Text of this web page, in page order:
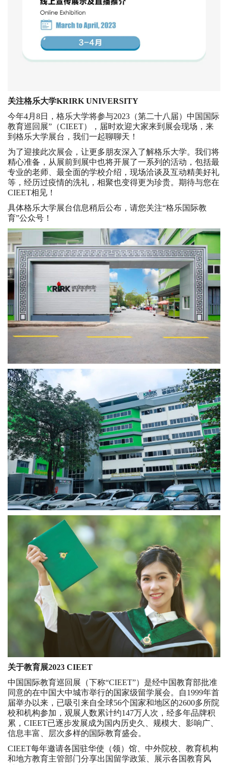
关注格乐大学KRIRK UNIVERSITY
今年4月8日，格乐大学将参与2023（第二十八届）中国国际
教育巡回展”（CIEET），届时欢迎大家来到展会现场，来
到格乐大学展台，我们一起聊聊天！
为了迎接此次展会，让更多朋友深入了解格乐大学。我们将
精心准备，从展前到展中也将开展了一系列的活动，包括最
专业的老师、最全面的学校介绍，现场洽谈及互动精美好礼
等，经历过疫情的洗礼，相聚也变得更为珍贵。期待与您在
CIEET相见！
具体格乐大学展台信息稍后公布，请您关注“格乐国际教
育”公众号！
关于教育展2023 CIEET
中国国际教育巡回展（下称“CIEET”）是经中国教育部批准
同意的在中国大中城市举行的国家级留学展会。自1999年首
届举办以来，已吸引来自全球56个国家和地区的2600多所院
校和机构参加，观展人数累计约147万人次，经多年品牌积
累，CIEET已逐步发展成为国内历史久、规模大、影响广、
信息丰富、层次多样的国际教育盛会。
CIEET每年邀请各国驻华使（领）馆、中外院校、教育机构
和地方教育主管部门分享出国留学政策、展示各国教育风